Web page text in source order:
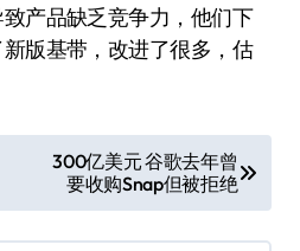
产品缺乏竞争力，他们下
版基带，改进了很多，估
300亿美元 谷歌去年曾
要收购Snap但被拒绝